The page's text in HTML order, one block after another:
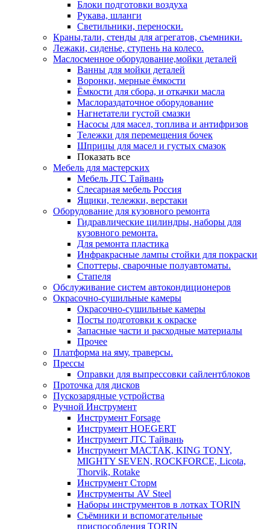
Блоки подготовки воздуха
Рукава, шланги
Светильники, переноски.
Краны,тали, стенды для агрегатов, съемники.
Лежаки, сиденье, ступень на колесо.
Маслосменное оборудование,мойки деталей
Ванны для мойки деталей
Воронки, мерные ёмкости
Ёмкости для сбора, и откачки масла
Маслораздаточное оборудование
Нагнетатели густой смазки
Насосы для масел, топлива и антифризов
Тележки для перемещения бочек
Шприцы для масел и густых смазок
Показать все
Мебель для мастерских
Мебель JTC Тайвань
Слесарная мебель Россия
Ящики, тележки, верстаки
Оборудование для кузовного ремонта
Гидравлические цилиндры, наборы для
кузовного ремонта.
Для ремонта пластика
Инфракрасные лампы стойки для покраски
Споттеры, сварочные полуавтоматы.
Стапеля
Обслуживание систем автокондиционеров
Окрасочно-сушильные камеры
Окрасочно-сушильные камеры
Посты подготовки к окраске
Запасные части и расходные материалы
Прочее
Платформа на яму, траверсы.
Прессы
Оправки для выпрессовки сайлентблоков
Проточка для дисков
Пускозарядные устройства
Ручной Инструмент
Инструмент Forsage
Инструмент HOEGERT
Инструмент JTC Тайвань
Инструмент МАСТАК, KING TONY,
MIGHTY SEVEN, ROCKFORCE, Licota,
Thorvik, Rotake
Инструмент Сторм
Инструменты AV Steel
Наборы инструментов в лотках TORIN
Съёмники и вспомогательные
приспособления TORIN